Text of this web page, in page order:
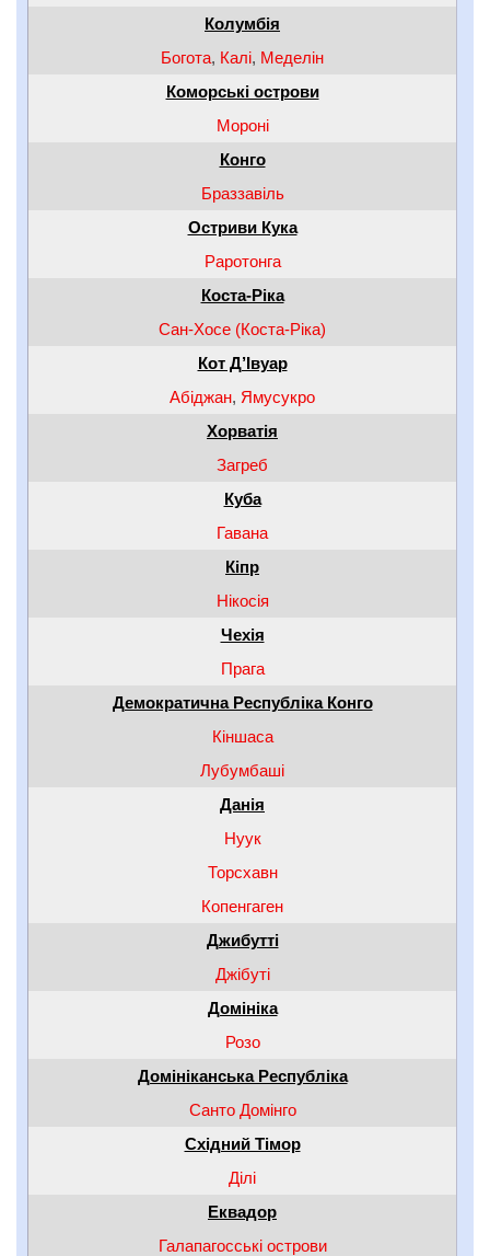
Колумбія
Богота, Калі, Меделін
Коморські острови
Мороні
Конго
Браззавіль
Остриви Кука
Раротонга
Коста-Ріка
Сан-Хосе (Коста-Ріка)
Кот Д’Івуар
Абіджан, Ямусукро
Хорватія
Загреб
Куба
Гавана
Кіпр
Нікосія
Чехія
Прага
Демократична Республіка Конго
Кіншаса
Лубумбаші
Данія
Нуук
Торсхавн
Копенгаген
Джибутті
Джібуті
Домініка
Розо
Домініканська Республіка
Санто Домінго
Східний Тімор
Ділі
Еквадор
Галапагосські острови